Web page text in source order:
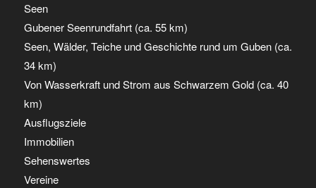
Seen
Gubener Seenrundfahrt (ca. 55 km)
Seen, Wälder, Teiche und Geschichte rund um Guben (ca.
34 km)
Von Wasserkraft und Strom aus Schwarzem Gold (ca. 40
km)
Ausflugsziele
Immobilien
Sehenswertes
Vereine